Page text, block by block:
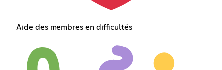
Aide des membres en difficultés